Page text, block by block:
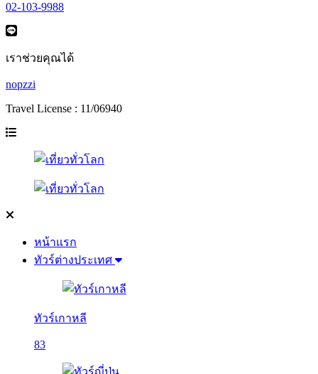
02-103-9988
เราช่วยคุณได้
nopzzi
Travel License : 11/06940
หน้าแรก
ทัวร์ต่างประเทศ
ทัวร์เกาหลี
83